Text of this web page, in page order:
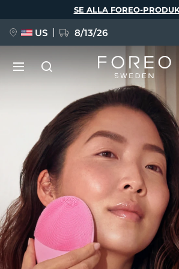
SE ALLA FOREO-
US 8/13/26
Mina
FAQ™ Pure Beauty-Tech Elixir
BREAKING NEWS
issa™ Teeth Whitening Set
Språk
English Deutsch
Français
Italiano
Polski
Svenska
Türkçe
简体中文